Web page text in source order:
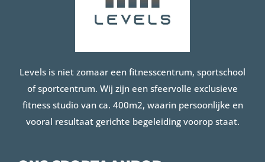
Levels is niet zomaar een fitnesscentrum, sportschool
of sportcentrum. Wij zijn een sfeervolle exclusieve
fitness studio van ca. 400m2, waarin persoonlijke en
vooral resultaat gerichte begeleiding voorop staat.